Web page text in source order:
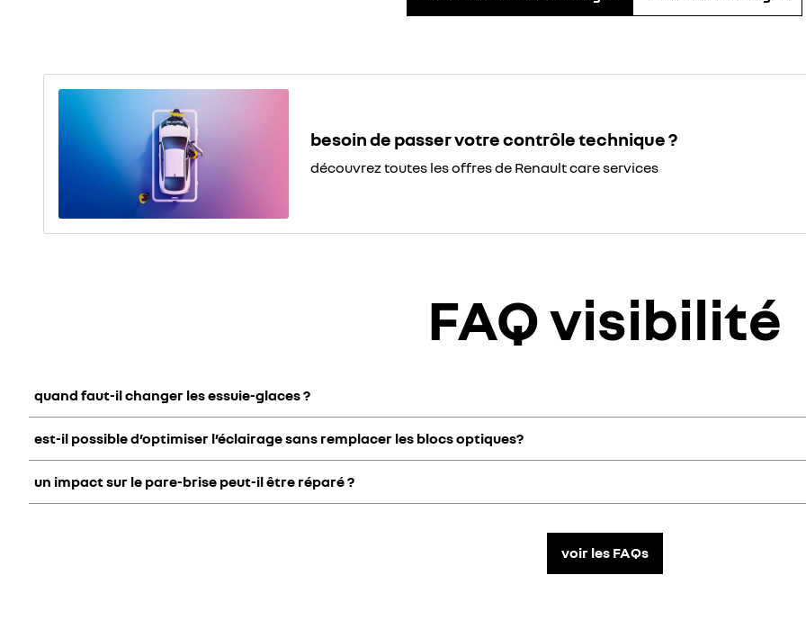
besoin de passer votre contrôle technique ?
découvrez toutes les offres de Renault care services
FAQ visibilité
quand faut-il changer les essuie-glaces ?
Il est recommandé de changer vos essuie-glaces tous les 2 ans ou tous les 30 000km ou dès que vous remarquez des traces ou
manque d’efficacité.
est-il possible d’optimiser l’éclairage sans remplacer les blocs optiques?
Vérifiez et remplacez les ampoules dès que vous notez une réduction de luminosité. En cas de jaunissement des optiques, un
un impact sur le pare-brise peut-il être réparé ?
voir les FAQs